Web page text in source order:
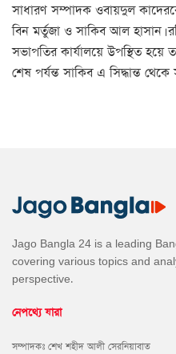
সাধারণ সম্পাদক ওবায়দুল
বিন মর্তুজা ও সাকিব আল হাসান।
সভাপতির কার্যালয়ে উপস্থিত হয়ে
শেষ পর্যন্ত সাকিব এ সিদ্ধান্ত
Jago Bangla 24 is a leading
covering various topics and
perspective.
নেপথ্যে যারা
সম্পাদকঃ শেখ শহীদ আলী সেরনিয়াবাত